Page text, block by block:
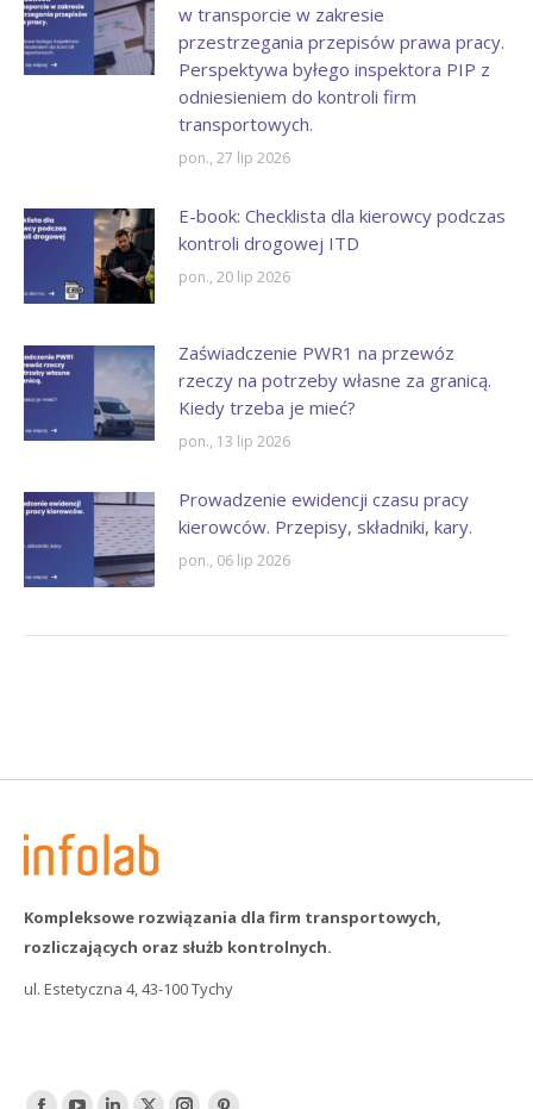
w transporcie w zakresie
przestrzegania przepisów prawa pracy.
Perspektywa byłego inspektora PIP z
odniesieniem do kontroli firm
transportowych.
pon., 27 lip 2026
E-book: Checklista dla kierowcy podczas
kontroli drogowej ITD
pon., 20 lip 2026
Zaświadczenie PWR1 na przewóz
rzeczy na potrzeby własne za granicą.
Kiedy trzeba je mieć?
pon., 13 lip 2026
Prowadzenie ewidencji czasu pracy
kierowców. Przepisy, składniki, kary.
pon., 06 lip 2026
Kompleksowe rozwiązania dla firm transportowych,
rozliczających oraz służb kontrolnych.
ul. Estetyczna 4, 43-100 Tychy
Find us on: